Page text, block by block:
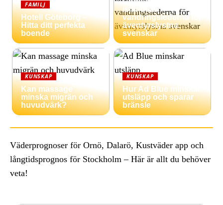
FAMILJ
Hotell Göteborg –
Hitta ditt perfekta
boende
isländska
vandringslederna för
äventyrslystna
svenskar
KUNSKAP
Kan massage
minska migrän och
huvudvärk?
KUNSKAP
Hur Ad Blue minskar
utsläpp och sparar
bränsle
Väderprognoser för Ornö, Dalarö, Kustväder app och
långtidsprognos för Stockholm – Här är allt du behöver
veta!